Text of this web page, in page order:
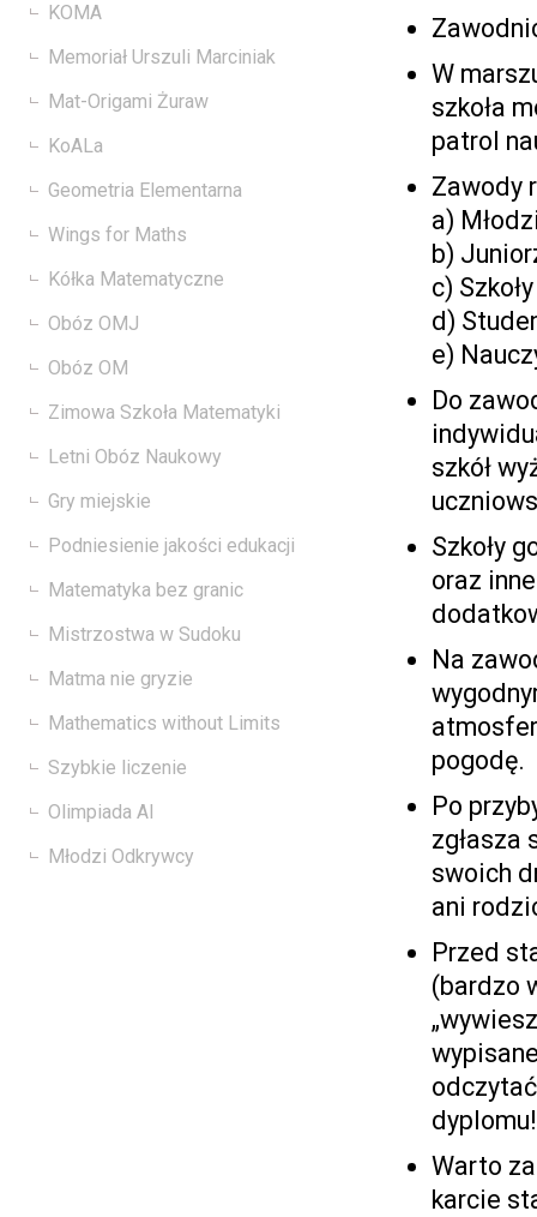
KOMA
Memoriał Urszuli Marciniak
Mat-Origami Żuraw
KoALa
Geometria Elementarna
Wings for Maths
Kółka Matematyczne
Obóz OMJ
Obóz OM
Zimowa Szkoła Matematyki
Letni Obóz Naukowy
Gry miejskie
Podniesienie jakości edukacji
Matematyka bez granic
Mistrzostwa w Sudoku
Matma nie gryzie
Mathematics without Limits
Szybkie liczenie
Olimpiada AI
Młodzi Odkrywcy
W
szkoła
patrol
Zawody
a)
b)
c)
d)
e)
Do
szkół
Szkoły
oraz
Na
pogodę.
Po
zgłasza
swoich
ani
Przed
(bardzo
dyplomu!
Warto
karcie